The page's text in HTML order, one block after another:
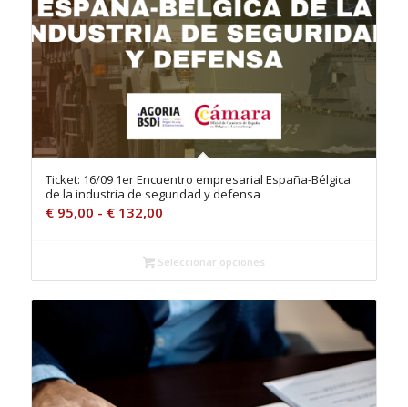
Ticket: 16/09 1er Encuentro empresarial España-Bélgica
de la industria de seguridad y defensa
€95,00 - €132,00Rango
precios:
desde
€ 95,00
hasta
€ 132,00
Seleccionar opciones